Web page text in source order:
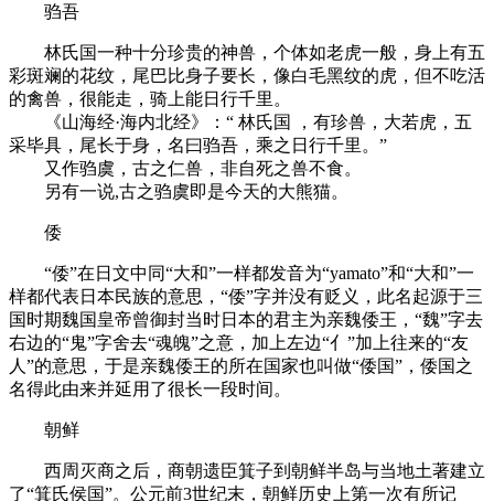
驺吾
林氏国一种十分珍贵的神兽，个体如老虎一般，身上有五
彩斑斓的花纹，尾巴比身子要长，像白毛黑纹的虎，但不吃活
的禽兽，很能走，骑上能日行千里。
《山海经·海内北经》：“ 林氏国 ，有珍兽，大若虎，五
采毕具，尾长于身，名曰驺吾，乘之日行千里。”
又作驺虞，古之仁兽，非自死之兽不食。
另有一说,古之驺虞即是今天的大熊猫。
倭
“倭”在日文中同“大和”一样都发音为“yamato”和“大和”一
样都代表日本民族的意思，“倭”字并没有贬义，此名起源于三
国时期魏国皇帝曾御封当时日本的君主为亲魏倭王，“魏”字去
右边的“鬼”字舍去“魂魄”之意，加上左边“亻”加上往来的“友
人”的意思，于是亲魏倭王的所在国家也叫做“倭国”，倭国之
名得此由来并延用了很长一段时间。
朝鲜
西周灭商之后，商朝遗臣箕子到朝鲜半岛与当地土著建立
了“箕氏侯国”。公元前3世纪末，朝鲜历史上第一次有所记